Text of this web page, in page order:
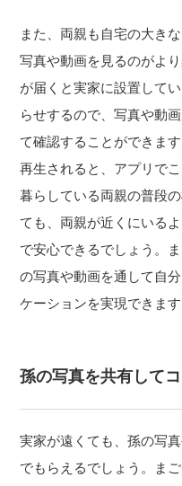
また、両親も自宅の大き
写真や動画を見るのがよ
が届くと実家に設置して
らせするので、写真や動
て確認することができま
再生されると、アプリで
暮らしている両親の普段
ても、両親が近くにいる
で安心できるでしょう。
の写真や動画を通して自
ケーションを実現できます
孫の写真を共有して
実家が遠くても、孫の写
でもらえるでしょう。ま